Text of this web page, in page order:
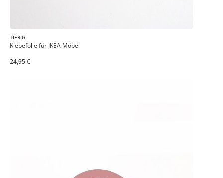
TIERIG
Klebefolie für IKEA Möbel
24,95 €